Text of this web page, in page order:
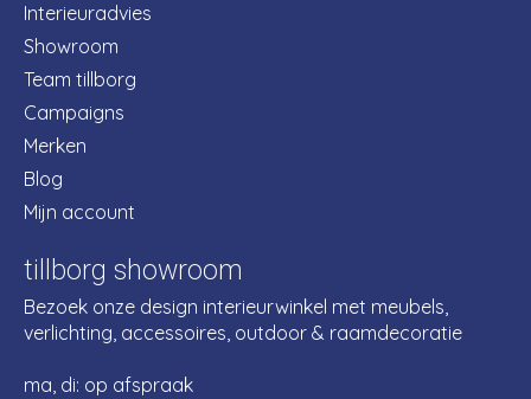
Interieuradvies
Showroom
Team tillborg
Campaigns
Merken
Blog
Mijn account
tillborg showroom
Bezoek onze design interieurwinkel met meubels,
verlichting, accessoires, outdoor & raamdecoratie
ma, di: op afspraak